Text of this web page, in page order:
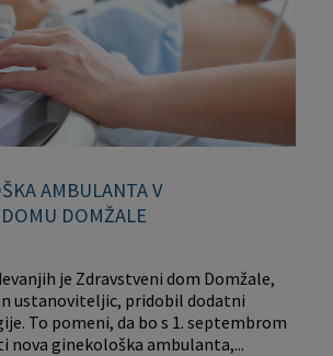
AMBULANTA V
DOMŽALE
je Zdravstveni dom Domžale,
ustanoviteljic, pridobil dodatni
To pomeni, da bo s 1. septembrom
nova ginekološka ambulanta,...